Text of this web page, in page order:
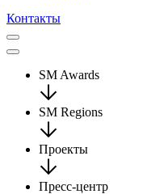
Контакты
SM Awards
SM Regions
Проекты
Пресс-центр